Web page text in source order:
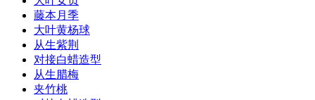
藤本月季
大叶黄杨球
从生紫荆
对接白蜡造型
从生腊梅
夹竹桃